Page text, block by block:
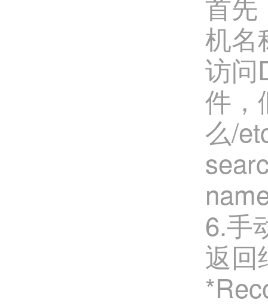
机名
访问
件，
么/
6.手
返回